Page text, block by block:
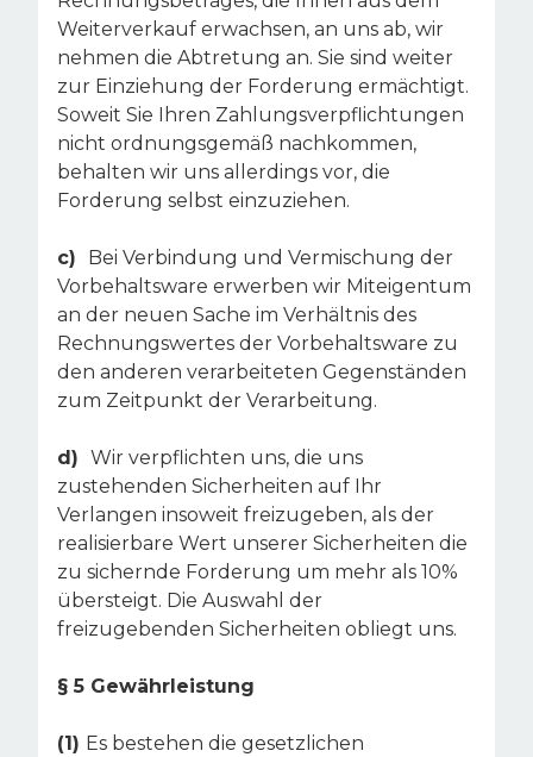
Weiterverkauf erwachsen, an uns ab, wir
nehmen die Abtretung an. Sie sind weiter
zur Einziehung der Forderung ermächtigt.
Soweit Sie Ihren Zahlungsverpflichtungen
nicht ordnungsgemäß nachkommen,
behalten wir uns allerdings vor, die
Forderung selbst einzuziehen.
c) Bei Verbindung und Vermischung der
Vorbehaltsware erwerben wir Miteigentum
an der neuen Sache im Verhältnis des
Rechnungswertes der Vorbehaltsware zu
den anderen verarbeiteten Gegenständen
zum Zeitpunkt der Verarbeitung.
d) Wir verpflichten uns, die uns
zustehenden Sicherheiten auf Ihr
Verlangen insoweit freizugeben, als der
realisierbare Wert unserer Sicherheiten die
zu sichernde Forderung um mehr als 10%
übersteigt. Die Auswahl der
freizugebenden Sicherheiten obliegt uns.
§ 5 Gewährleistung
(1) Es bestehen die gesetzlichen